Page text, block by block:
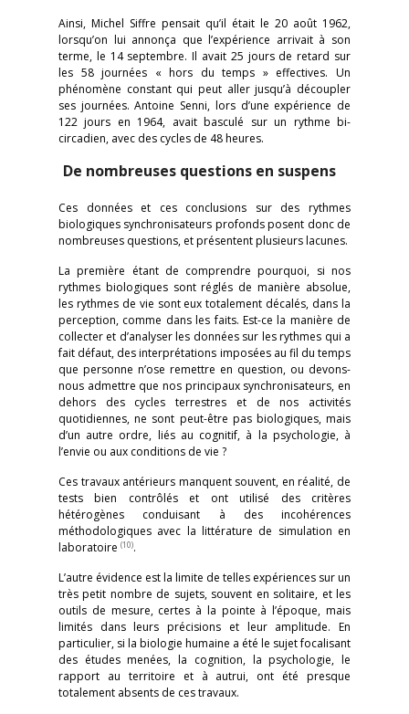
Ainsi, Michel Siffre pensait qu’il était le 20 août 1962,
lorsqu’on lui annonça que l’expérience arrivait à son
terme, le 14 septembre. Il avait 25 jours de retard sur
les 58 journées « hors du temps » effectives. Un
phénomène constant qui peut aller jusqu’à découpler
ses journées. Antoine Senni, lors d’une expérience de
122 jours en 1964, avait basculé sur un rythme bi-
circadien, avec des cycles de 48 heures.
De nombreuses questions en suspens
Ces données et ces conclusions sur des rythmes
biologiques synchronisateurs profonds posent donc de
nombreuses questions, et présentent plusieurs lacunes.
La première étant de comprendre pourquoi, si nos
rythmes biologiques sont réglés de manière absolue,
les rythmes de vie sont eux totalement décalés, dans la
perception, comme dans les faits. Est-ce la manière de
collecter et d’analyser les données sur les rythmes qui a
fait défaut, des interprétations imposées au fil du temps
que personne n’ose remettre en question, ou devons-
nous admettre que nos principaux synchronisateurs, en
dehors des cycles terrestres et de nos activités
quotidiennes, ne sont peut-être pas biologiques, mais
d’un autre ordre, liés au cognitif, à la psychologie, à
l’envie ou aux conditions de vie ?
Ces travaux antérieurs manquent souvent, en réalité, de
tests bien contrôlés et ont utilisé des critères
hétérogènes conduisant à des incohérences
méthodologiques avec la littérature de simulation en
laboratoire (10).
L’autre évidence est la limite de telles expériences sur un
très petit nombre de sujets, souvent en solitaire, et les
outils de mesure, certes à la pointe à l’époque, mais
limités dans leurs précisions et leur amplitude. En
particulier, si la biologie humaine a été le sujet focalisant
des études menées, la cognition, la psychologie, le
rapport au territoire et à autrui, ont été presque
totalement absents de ces travaux.